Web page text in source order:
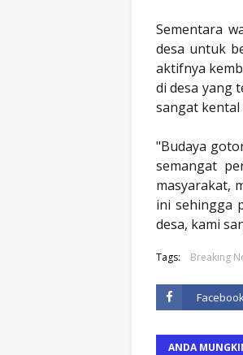
Sementara
desa untuk
aktifnya
di desa yang
sangat
"Budaya
semangat
masyarakat,
ini sehingga
desa, kami
Tags: Breaking
ANDA